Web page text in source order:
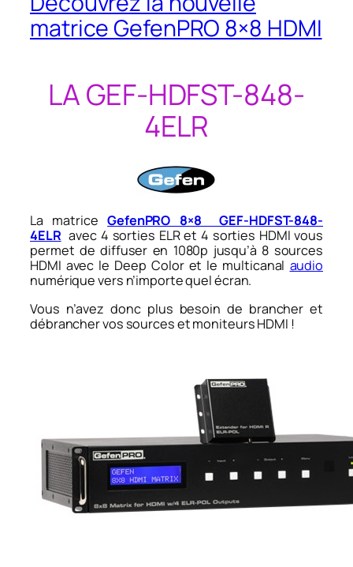
matrice GefenPRO 8×8 HDMI
LA GEF-HDFST-848-
4ELR
La matriceGefenPRO 8×8 GEF-HDFST-848-
4ELR avec 4 sorties ELR et 4 sorties HDMI vous
permet de diffuser en 1080p jusqu’à 8 sources
HDMI avec le Deep Color et le multicanal audio
numérique vers n’importe quel écran.
Vous n’avez donc plus besoin de brancher et
débrancher vos sources et moniteurs HDMI !